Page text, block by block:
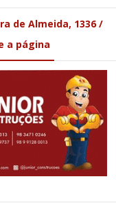
de Almeida, 1336 /
a página